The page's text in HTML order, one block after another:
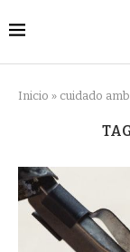
Inicio » cuidado